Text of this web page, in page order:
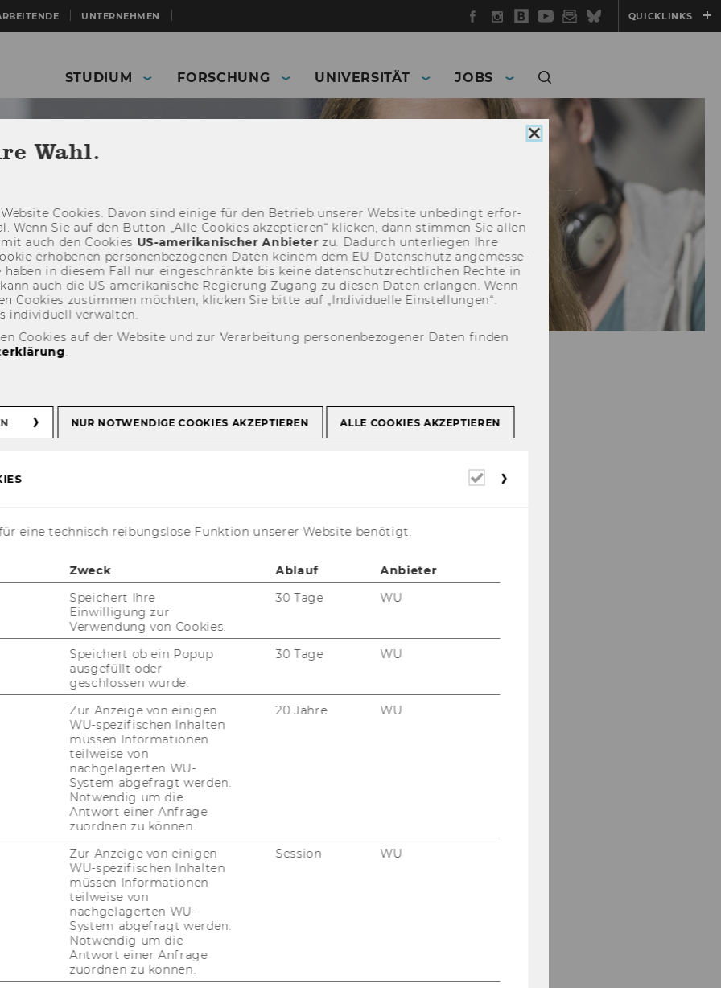
UNTERNEHMEN Facebook
Instagram
WU
Blog
YouTube
Newsletter
BlueskyQUICKLINKS
STUDIUM FORSCHUNG UNIVERSITÄT JOBS
R/3
in de­ter­mi­ning the per­cen­ta­ge of com­
the POC is cal­cu­la­ted in re­la­ti­on to
as­sump­ti­on is that pro­ject pro­gress is li­
tech­ni­que when you have short re­por­
as con­sul­ting or ad­mi­nis­tra­ti­ve tasks.
URL]
Cookie
Wahl.
Coo­kies. Davon sind ei­ni­ge für den Be­trieb un­se­rer Web­site un­be­dingt er­for­
Wenn Sie auf den But­ton „Alle Coo­kies ak­zep­tie­ren“ kli­cken, dann stim­men Sie allen
auch den Coo­kies US-​amerikanischer An­bie­terzu. Da­durch un­ter­lie­gen Ihre
er­ho­be­nen per­so­nen­be­zo­ge­nen Daten kei­nem dem EU-​Datenschutz an­ge­mes­se­
haben in die­sem Fall nur ein­ge­schränk­te bis keine da­ten­schutz­recht­li­chen Rech­te in
auch die US-​amerikanische Re­gie­rung Zu­gang zu die­sen Daten er­lan­gen. Wenn
Coo­kies zu­stim­men möch­ten, kli­cken Sie bitte auf „In­di­vi­du­el­le Ein­stel­lun­gen“.
in­di­vi­du­ell ver­wal­ten.
Cookies auf der Website und zur Verarbeitung personenbezogener Daten finden
NUR NOTWENDIGE COOKIES AKZEPTIEREN ALLE COOKIES AKZEPTIEREN
Erforderliche
eine technisch reibungslose Funktion unserer Website benötigt.
Zweck Ablauf
Anbieter
Speichert Ihre
Einwilligung zur
Verwendung von Cookies.
30 Tage WU
Speichert ob ein Popup
ausgefüllt oder
geschlossen wurde.
30 Tage WU
Zur Anzeige von einigen
WU-spezifischen Inhalten
müssen Informationen
teilweise von
nachgelagerten WU-
System abgefragt werden.
Notwendig um die
Antwort einer Anfrage
zuordnen zu können.
20 Jahre WU
Zur Anzeige von einigen
WU-spezifischen Inhalten
müssen Informationen
teilweise von
nachgelagerten WU-
System abgefragt werden.
Notwendig um die
Antwort einer Anfrage
zuordnen zu können.
Session WU